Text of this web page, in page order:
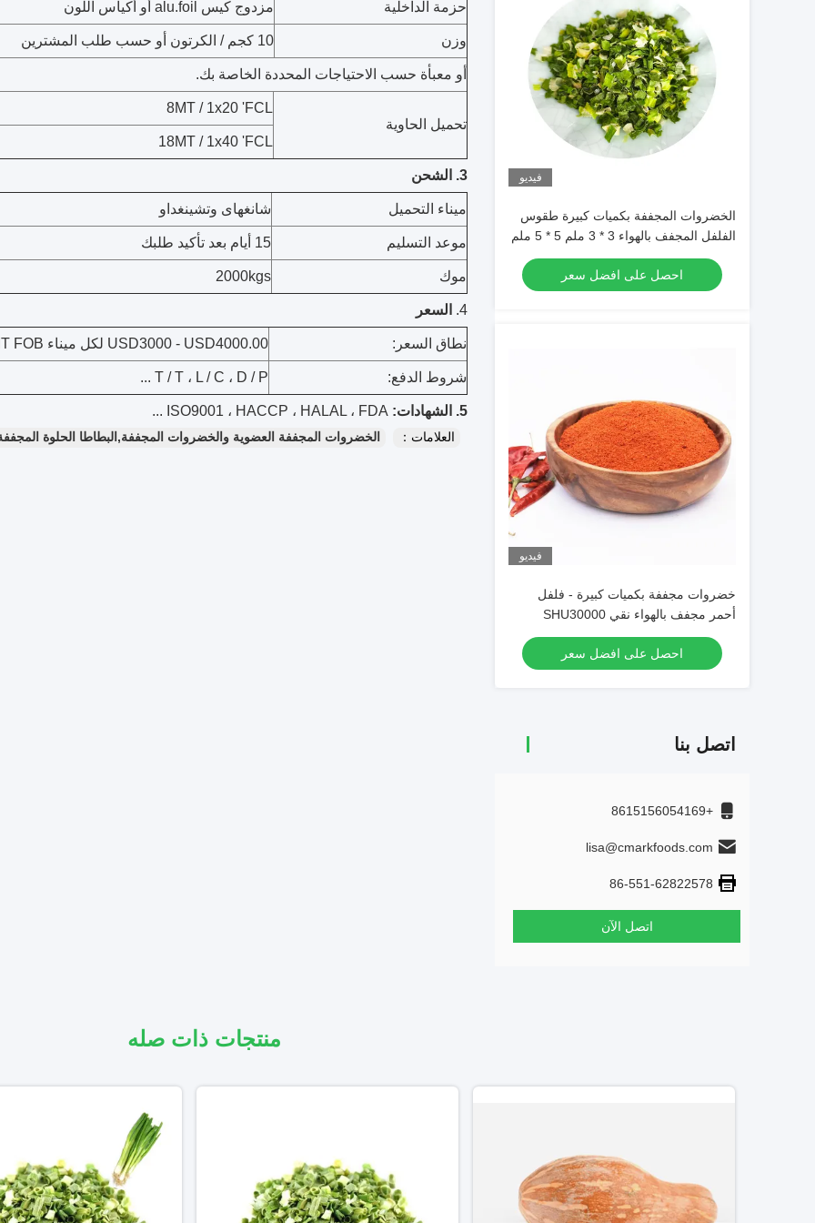
فيديو
الخضروات المجففة بكميات كبيرة طقوس
الفلفل المجفف بالهواء 3 * 3 ملم 5 * 5 ملم
مع اللون الطبيعي والذوق
احصل على افضل سعر
فيديو
خضروات مجففة بكميات كبيرة - فلفل
أحمر مجفف بالهواء نقي SHU30000
مسحوق فلفل أحمر حار مسحوق فلفل حار
احصل على افضل سعر
اتصل بنا
+8615156054169
lisa@cmarkfoods.com
86-551-62822578
اتصل الآن
حزمة الداخلية مزدوج كيس alu.foil أو أكياس اللون
وزن 10 كجم / الكرتون أو حسب طلب المشترين
أو معبأة حسب الاحتياجات المحددة الخاصة بك.
تحميل الحاوية
8MT / 1x20 'FCL
18MT / 1x40 'FCL
3. الشحن
ميناء التحميل شانغهاى وتشينغداو
موعد التسليم 15 أيام بعد تأكيد طلبك
موك 2000kgs
4. السعر
نطاق السعر: USD3000 - USD4000.00 لكل ميناء MT FOB الصين
شروط الدفع: T / T ، L / C ، D / P ...
5. الشهادات:
العلامات： الخضروات المجففة العضوية والخضروات المجففة,البطاطا الحلوة
منتجات ذات صله